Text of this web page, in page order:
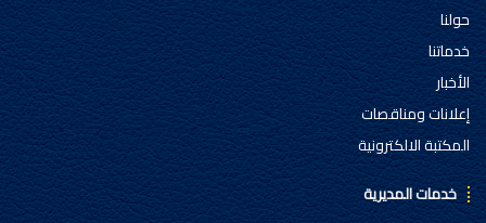
حولنا
خدماتنا
الأخبار
إعلانات ومناقصات
المكتبة الالكترونية
خدمات المديرية